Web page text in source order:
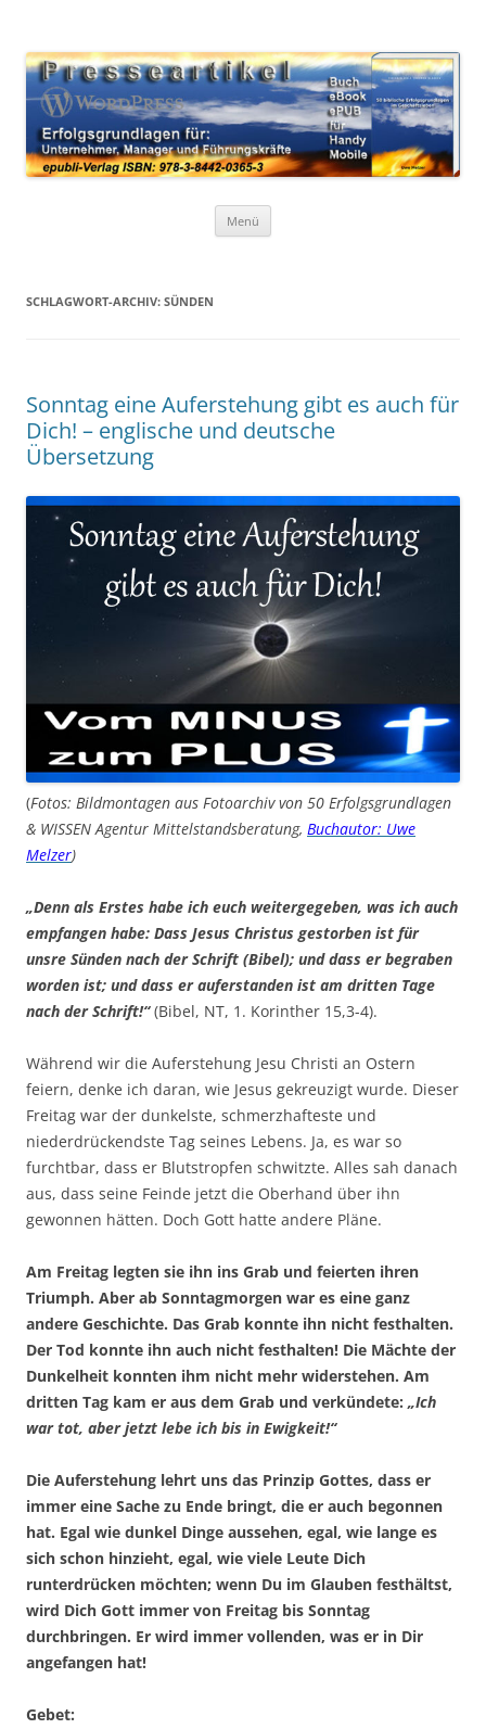
Erfolgsgrundlagen
Menü
SCHLAGWORT-ARCHIV: SÜNDEN
Sonntag eine Auferstehung gibt es auch für
Dich! – englische und deutsche
Übersetzung
(Fotos: Bildmontagen aus Fotoarchiv von 50 Erfolgsgrundlagen
& WISSEN Agentur Mittelstandsberatung, Buchautor: Uwe
Melzer)
„Denn als Erstes habe ich euch weitergegeben, was ich auch
empfangen habe: Dass Jesus Christus gestorben ist für
unsre Sünden nach der Schrift (Bibel); und dass er begraben
worden ist; und dass er auferstanden ist am dritten Tage
nach der Schrift!“(Bibel, NT, 1. Korinther 15,3-4).
Während wir die Auferstehung Jesu Christi an Ostern
feiern, denke ich daran, wie Jesus gekreuzigt wurde. Dieser
Freitag war der dunkelste, schmerzhafteste und
niederdrückendste Tag seines Lebens. Ja, es war so
furchtbar, dass er Blutstropfen schwitzte. Alles sah danach
aus, dass seine Feinde jetzt die Oberhand über ihn
gewonnen hätten. Doch Gott hatte andere Pläne.
Am Freitag legten sie ihn ins Grab und feierten ihren
Triumph. Aber ab Sonntagmorgen war es eine ganz
andere Geschichte. Das Grab konnte ihn nicht festhalten.
Der Tod konnte ihn auch nicht festhalten! Die Mächte der
Dunkelheit konnten ihm nicht mehr widerstehen. Am
dritten Tag kam er aus dem Grab und verkündete: „Ich
war tot, aber jetzt lebe ich bis in Ewigkeit!“
Die Auferstehung lehrt uns das Prinzip Gottes, dass er
immer eine Sache zu Ende bringt, die er auch begonnen
hat. Egal wie dunkel Dinge aussehen, egal, wie lange es
sich schon hinzieht, egal, wie viele Leute Dich
runterdrücken möchten; wenn Du im Glauben festhältst,
wird Dich Gott immer von Freitag bis Sonntag
durchbringen. Er wird immer vollenden, was er in Dir
angefangen hat!
Gebet: